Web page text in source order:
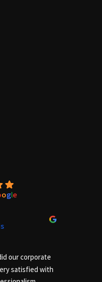
ogle
our corporate
satisfied with